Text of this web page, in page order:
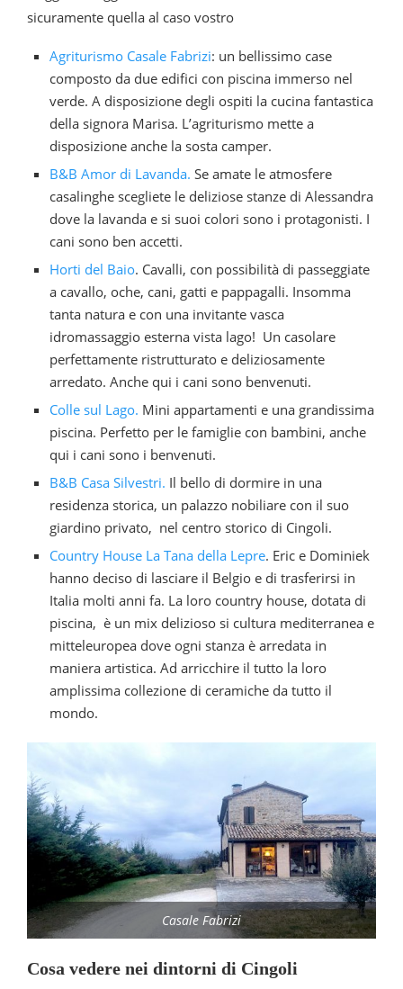
sicuramente quella al caso vostro
Agriturismo Casale Fabrizi: un bellissimo case
composto da due edifici con piscina immerso nel
verde. A disposizione degli ospiti la cucina fantastica
della signora Marisa. L’agriturismo mette a
disposizione anche la sosta camper.
B&B Amor di Lavanda. Se amate le atmosfere
casalinghe scegliete le deliziose stanze di Alessandra
dove la lavanda e si suoi colori sono i protagonisti. I
cani sono ben accetti.
Horti del Baio. Cavalli, con possibilità di passeggiate
a cavallo, oche, cani, gatti e pappagalli. Insomma
tanta natura e con una invitante vasca
idromassaggio esterna vista lago! Un casolare
perfettamente ristrutturato e deliziosamente
arredato. Anche qui i cani sono benvenuti.
Colle sul Lago. Mini appartamenti e una grandissima
piscina. Perfetto per le famiglie con bambini, anche
qui i cani sono i benvenuti.
B&B Casa Silvestri. Il bello di dormire in una
residenza storica, un palazzo nobiliare con il suo
giardino privato, nel centro storico di Cingoli.
Country House La Tana della Lepre. Eric e Dominiek
hanno deciso di lasciare il Belgio e di trasferirsi in
Italia molti anni fa. La loro country house, dotata di
piscina, è un mix delizioso si cultura mediterranea e
mitteleuropea dove ogni stanza è arredata in
maniera artistica. Ad arricchire il tutto la loro
amplissima collezione di ceramiche da tutto il
mondo.
Casale Fabrizi
Cosa vedere nei dintorni di Cingoli